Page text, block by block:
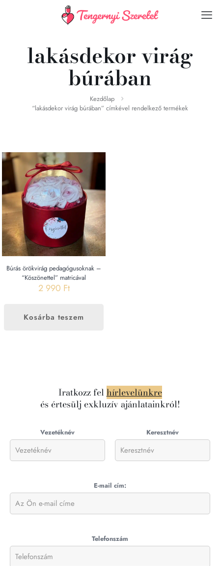
lakásdekor virág
búrában
Kezdőlap
“lakásdekor virág búrában” címkével rendelkező termékek
Búrás örökvirág pedagógusoknak –
“Köszönettel” matricával
2 990 Ft
Kosárba teszem
Iratkozz felhírlevelünkre
és értesülj exkluzív ajánlatainkról!
Vezetéknév Keresztnév
E-mail cím:
Telefonszám